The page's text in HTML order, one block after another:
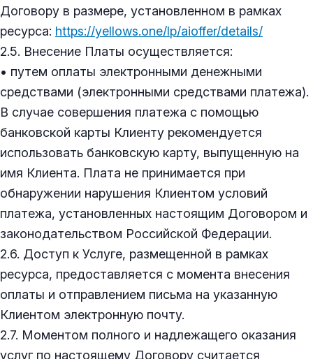
Договору в размере, установленном в рамках
ресурса: https://yellows.one/lp/aioffer/details/
2.5. Внесение Платы осуществляется:
• путем оплаты электронными денежными
средствами (электронными средствами платежа).
В случае совершения платежа с помощью
банковской карты Клиенту рекомендуется
использовать банковскую карту, выпущенную на
имя Клиента. Плата не принимается при
обнаружении нарушения Клиентом условий
платежа, установленных настоящим Договором и
законодательством Российской Федерации.
2.6. Доступ к Услуге, размещенной в рамках
ресурса, предоставляется с момента внесения
оплаты и отправлением письма на указанную
Клиентом электронную почту.
2.7. Моментом полного и надлежащего оказания
услуг по настоящему Договору считается